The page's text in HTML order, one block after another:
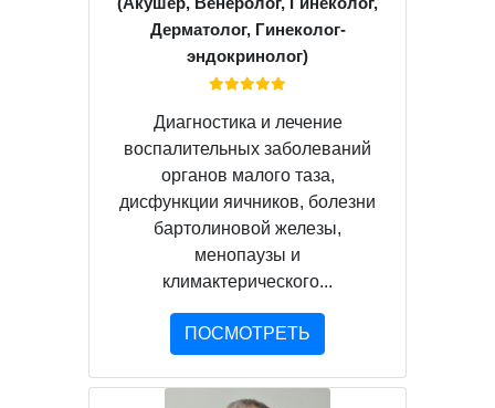
Дерматолог, Гинеколог-
эндокринолог)
Диагностика и лечение
воспалительных заболеваний
органов малого таза,
дисфункции яичников, болезни
бартолиновой железы,
менопаузы и
климактерического...
ПОСМОТРЕТЬ